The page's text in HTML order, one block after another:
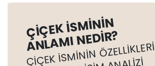
ÇIÇEK İSMININ
ANLAMI NEDIR?
ÇIÇEK İSMININ ÖZELLIKLERI